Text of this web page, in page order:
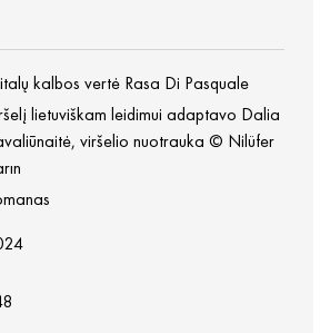
kalbos vertė Rasa Di Pasquale
lietuviškam leidimui adaptavo Dalia
viršelio nuotrauka © Nilüfer